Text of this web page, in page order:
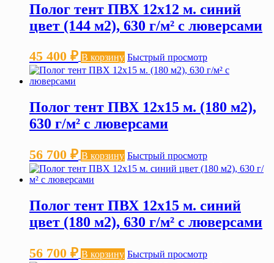
Полог тент ПВХ 12х12 м. синий
цвет (144 м2), 630 г/м² с люверсами
45 400 ₽ В корзину Быстрый просмотр
Полог тент ПВХ 12х15 м. (180 м2),
630 г/м² с люверсами
56 700 ₽ В корзину Быстрый просмотр
Полог тент ПВХ 12х15 м. синий
цвет (180 м2), 630 г/м² с люверсами
56 700 ₽ В корзину Быстрый просмотр